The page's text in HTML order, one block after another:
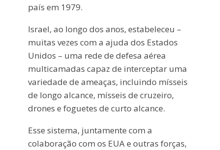
país em 1979.
Israel, ao longo dos anos, estabeleceu –
muitas vezes com a ajuda dos Estados
Unidos – uma rede de defesa aérea
multicamadas capaz de interceptar uma
variedade de ameaças, incluindo mísseis
de longo alcance, mísseis de cruzeiro,
drones e foguetes de curto alcance.
Esse sistema, juntamente com a
colaboração com os EUA e outras forças,